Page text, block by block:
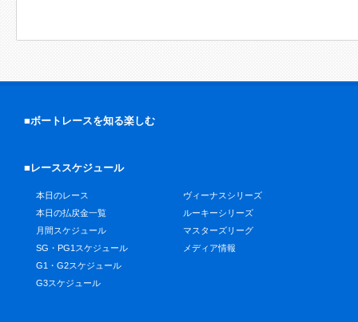
■ボートレースを知る楽しむ
■レーススケジュール
本日のレース
本日の払戻金一覧
月間スケジュール
SG・PG1スケジュール
G1・G2スケジュール
G3スケジュール
ヴィーナスシリーズ
ルーキーシリーズ
マスターズリーグ
メディア情報